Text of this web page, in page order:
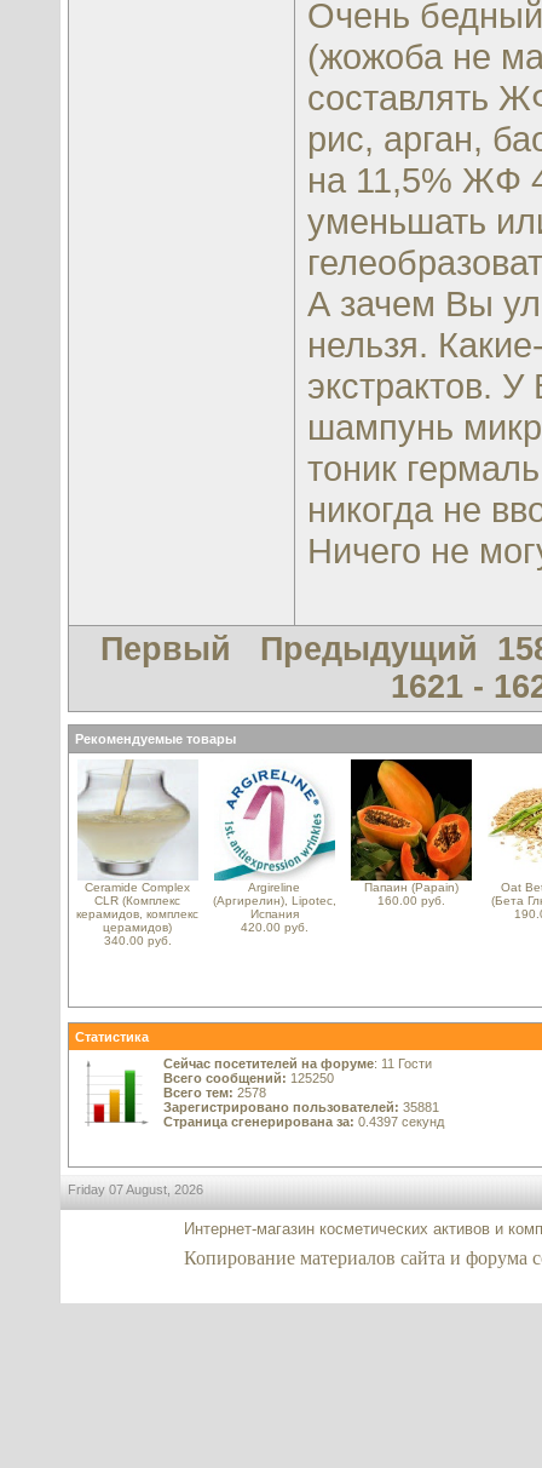
Очень
(жожоба не
составлять
рис, арган,
на 11,5% ЖФ
уменьшать
А зачем Вы
нельзя.
экстрактов.
шампунь
тоник
никогда не
Ничего не
Первый Предыдущий
1621 -
Рекомендуемые товары
Ceramide Complex
CLR (Комплекс
керамидов, комплекс
церамидов)
340.00 руб.
Argireline
(Аргирелин), Lipotec,
Испания
420.00 руб.
Папаин (Papain)
160.00 руб.
Oat
(Бета
Статистика
Сейчас посетителей на форуме: 11 Гости
Всего сообщений: 125250
Всего тем: 2578
Зарегистрировано пользователей: 35881
Страница сгенерирована за: 0.4397 секунд
Friday 07 August, 2026
Интернет-магазин косметических активов и
Копирование материалов сайта и форума